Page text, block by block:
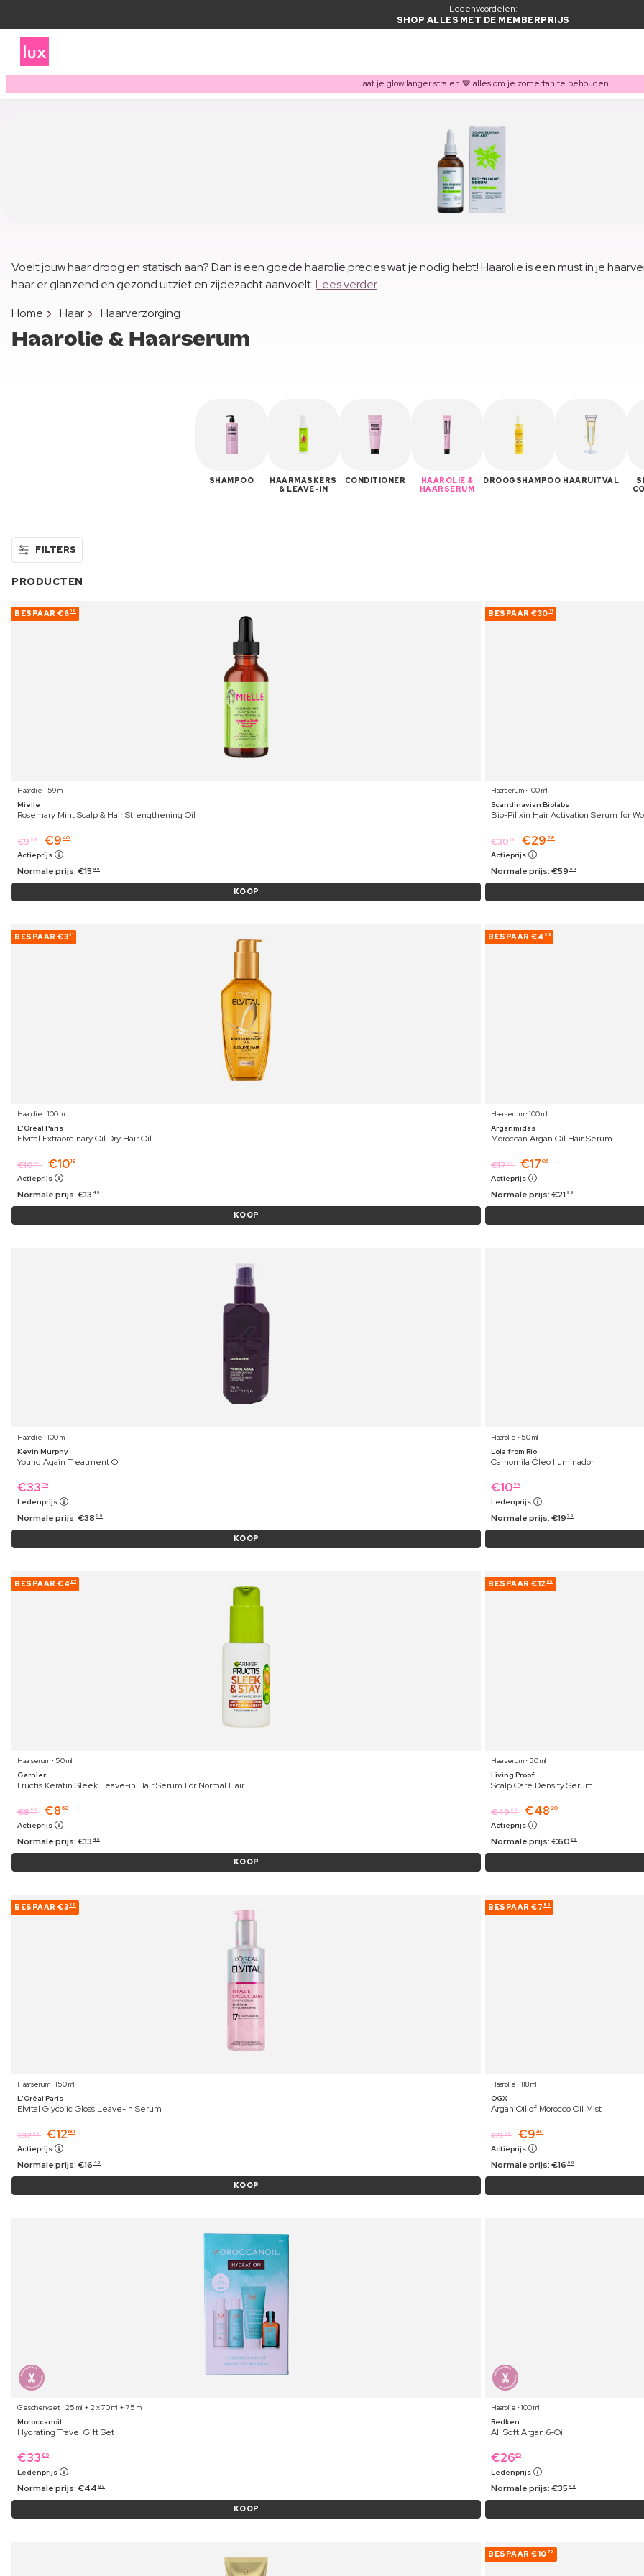
Ledenvoordelen:
SHOP ALLES MET DE MEMBERPRIJS
Laat je glow langer stralen 🤎 alles om je zomertan te behouden
Voelt jouw haar droog en statisch aan? Dan is een goede haarolie precies wat je nodig hebt! Haarolie is een must in je
haar er glanzend en gezond uitziet en zijdezacht aanvoelt.Lees verder
Home
Haar Haarverzorging
Haarolie & Haarserum
SHAMPOO
HAARMASKERS
& LEAVE-IN
CONDITIONER
HAAROLIE &
HAARSERUM
DROOGSHAMPOO HAARUITVAL
FILTERS
PRODUCTEN
BESPAAR €609
Haarolie ⋅ 59 ml
Mielle
Rosemary Mint Scalp & Hair Strengthening Oil
€9 69 €9 40
Actieprijs
Normale prijs:€15 49
KOOP
BESPAAR €30 71
Haarserum ⋅ 100 ml
Scandinavian Biolabs
Bio-Pilixin Hair Activation Serum for
€3019 €29 28
Actieprijs
Normale prijs:€59 99
BESPAAR €331
Haarolie ⋅ 100 ml
L'Oréal Paris
Elvital Extraordinary Oil Dry Hair Oil
€10 49 €1018
Actieprijs
Normale prijs:€13 49
KOOP
BESPAAR €4 93
Haarserum ⋅ 100 ml
Arganmidas
Moroccan Argan Oil Hair Serum
€1759 €17 06
Actieprijs
Normale prijs:€21 99
Haarolie ⋅ 100 ml
Kevin Murphy
Young.Again Treatment Oil
€33 09
Ledenprijs
Normale prijs:€38 99
KOOP
Haarolie ⋅ 50 ml
Lola from Rio
Camomila Óleo Iluminador
€10 29
Ledenprijs
Normale prijs:€19 29
BESPAAR €4 87
Haarserum ⋅ 50 ml
Garnier
Fructis Keratin Sleek Leave-in Hair Serum For Normal Hair
€8 89 €8 62
Actieprijs
Normale prijs:€13 49
KOOP
BESPAAR €12 09
Haarserum ⋅ 50 ml
Living Proof
Scalp Care Density Serum
€49 69 €48 20
Actieprijs
Normale prijs:€60 29
BESPAAR €3 89
Haarserum ⋅ 150 ml
L'Oréal Paris
Elvital Glycolic Gloss Leave-in Serum
€12 99 €12 60
Actieprijs
Normale prijs:€16 49
KOOP
BESPAAR €7 59
Haarolie ⋅ 118 ml
OGX
Argan Oil of Morocco Oil Mist
€9 69 €9 40
Actieprijs
Normale prijs:€16 99
Geschenkset ⋅ 25 ml + 2 x 70 ml + 75 ml
Moroccanoil
Hydrating Travel Gift Set
€33 89
Ledenprijs
Normale prijs:€44 99
KOOP
Haarolie ⋅ 100 ml
Redken
All Soft Argan 6-Oil
€2669
Ledenprijs
Normale prijs:€35 49
BESPAAR €10 79